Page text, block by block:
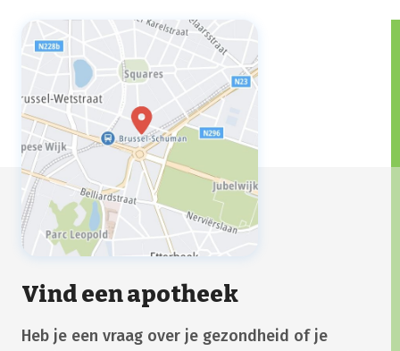
Vind een apotheek
Heb je een vraag over je gezondheid of je